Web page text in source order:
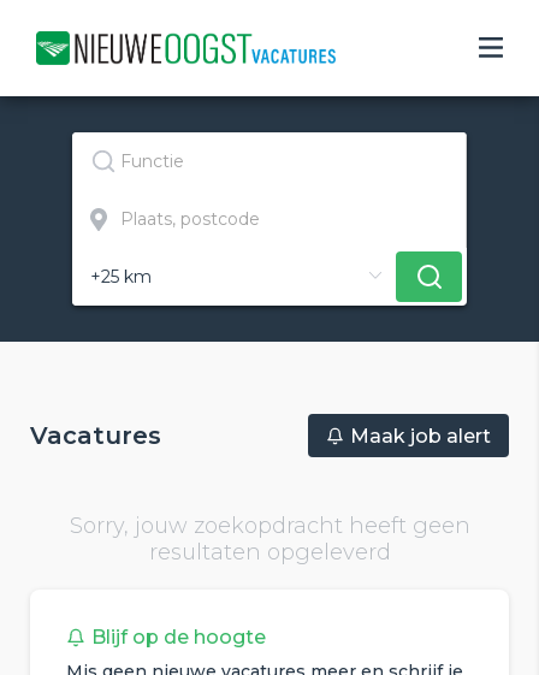
Vacatures Maak job alert
Sorry, jouw zoekopdracht heeft geen
resultaten opgeleverd
Blijf op de hoogte